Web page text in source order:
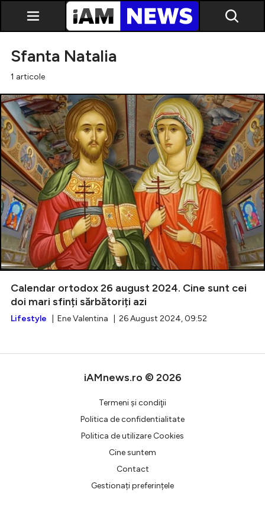
Exclusiv
Intră în cont
Sfanta Natalia
1 articole
Calendar ortodox 26 august 2024. Cine sunt cei
doi mari sfinți sărbătoriți azi
Lifestyle | Ene Valentina | 26 August 2024, 09:52
iAMnews.ro © 2026
Termeni şi condiţii
Politica de confidentialitate
Politica de utilizare Cookies
Cine suntem
Contact
Gestionați preferințele